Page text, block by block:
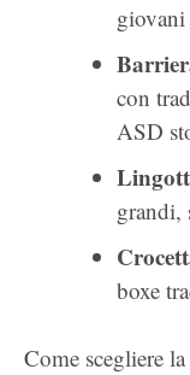
giovani
con
ASD
grandi,
boxe
Come scegliere